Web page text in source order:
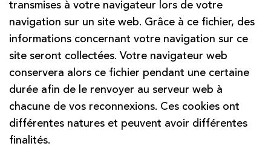
transmises à votre navigateur lors de votre
navigation sur un site web. Grâce à ce fichier, des
informations concernant votre navigation sur ce
site seront collectées. Votre navigateur web
conservera alors ce fichier pendant une certaine
durée afin de le renvoyer au serveur web à
chacune de vos reconnexions. Ces cookies ont
différentes natures et peuvent avoir différentes
finalités.